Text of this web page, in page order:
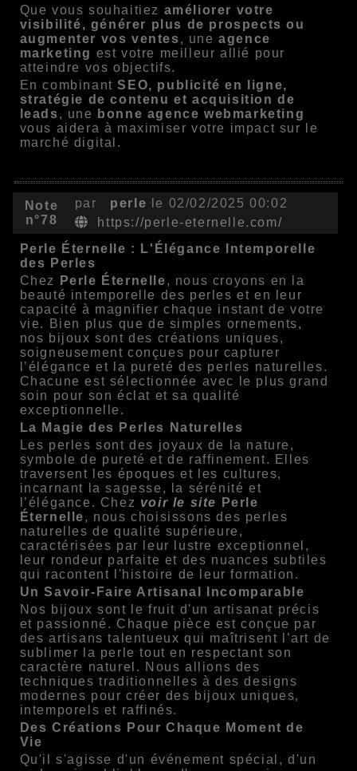
Que vous souhaitiez améliorer votre
visibilité, générer plus de prospects ou
augmenter vos ventes, uneagence
marketing est votre meilleur allié pour
atteindre vos objectifs.
En combinantSEO, publicité en ligne,
stratégie de contenu et acquisition de
leads, une
bonne agence webmarketing
vous aidera à maximiser votre impact sur le
marché digital.
Note
n°78
par perle
le 02/02/2025 00:02
https://perle-eternelle.com/
Perle Éternelle : L'Élégance Intemporelle
des Perles
Chez
Perle Éternelle, nous croyons en la
beauté intemporelle des perles et en leur
capacité à magnifier chaque instant de votre
vie. Bien plus que de simples ornements,
nos bijoux sont des créations uniques,
soigneusement conçues pour capturer
l’élégance et la pureté des perles naturelles.
Chacune est sélectionnée avec le plus grand
soin pour son éclat et sa qualité
exceptionnelle.
La Magie des Perles Naturelles
Les perles sont des joyaux de la nature,
symbole de pureté et de raffinement. Elles
traversent les époques et les cultures,
incarnant la sagesse, la sérénité et
l’élégance. Chez voir le site
Perle
Éternelle, nous choisissons des perles
naturelles de qualité supérieure,
caractérisées par leur lustre exceptionnel,
leur rondeur parfaite et des nuances subtiles
qui racontent l'histoire de leur formation.
Un Savoir-Faire Artisanal Incomparable
Nos bijoux sont le fruit d'un artisanat précis
et passionné. Chaque pièce est conçue par
des artisans talentueux qui maîtrisent l’art de
sublimer la perle tout en respectant son
caractère naturel. Nous allions des
techniques traditionnelles à des designs
modernes pour créer des bijoux uniques,
intemporels et raffinés.
Des Créations Pour Chaque Moment de
Vie
Qu'il s'agisse d'un événement spécial, d'un